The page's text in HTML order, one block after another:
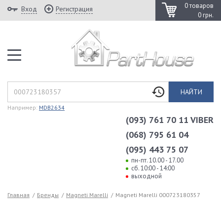
0 товаров
0 грн.
Вход Регистрация
НАЙТИ
Например: MDB2634
(093) 761 70 11 VIBER
(068) 795 61 04
(095) 443 75 07
пн-пт. 10.00 - 17.00
сб. 10:00 - 14:00
выходной
Главная / Бренды / Magneti Marelli / Magneti Marelli 000723180357